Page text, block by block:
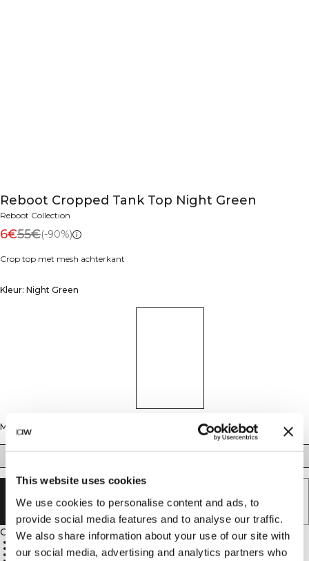
This website uses cookies
We use cookies to personalise content and ads, to
provide social media features and to analyse our traffic.
We also share information about your use of our site with
our social media, advertising and analytics partners who
Reboot Cropped Tank Top Night Green
Reboot Collection
6€55€(-90%)
Crop top met mesh achterkant
Kleur: Night Green
Maat
HOOGTE
Omschrijving
75% nylon, 25% elastaan
Mesh-inzetstuk voor luchtstroom
ICIW-logo op de voorkant